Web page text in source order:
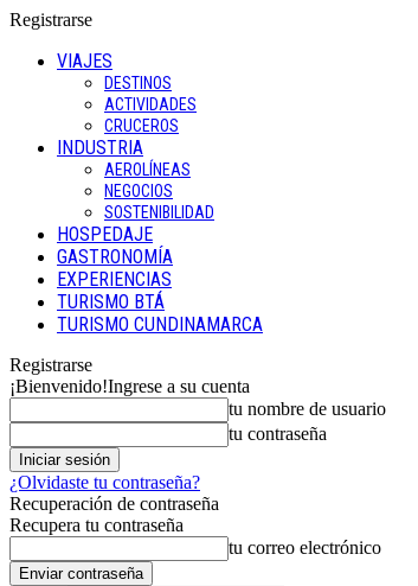
Registrarse
VIAJES
DESTINOS
ACTIVIDADES
CRUCEROS
INDUSTRIA
AEROLÍNEAS
NEGOCIOS
SOSTENIBILIDAD
HOSPEDAJE
GASTRONOMÍA
EXPERIENCIAS
TURISMO BTÁ
TURISMO CUNDINAMARCA
Registrarse
¡Bienvenido!Ingrese a su cuenta
tu nombre de usuario
tu contraseña
¿Olvidaste tu contraseña?
Recuperación de contraseña
Recupera tu contraseña
tu correo electrónico